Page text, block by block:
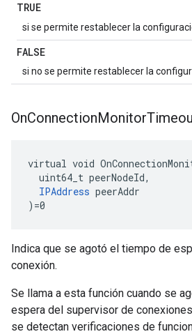
TRUE
si se permite restablecer la
FALSE
si no se permite restablecer la
OnConnectionMonitor
virtual void
  uint64_t peerNodeId,
IPAddress peerAddr
)=0
Indica que se agotó el tiempo de
conexión.
Se llama a esta función cuando se
espera del supervisor de
se detectan verificaciones de